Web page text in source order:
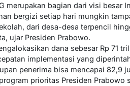
merupakan bagian dari visi besar
bergizi setiap hari mungkin
dari desa-desa terpencil
ujar Presiden Prabowo.
dana sebesar Rp 71
implementasi yang
penerima bisa mencapai 82,9
prioritas Presiden